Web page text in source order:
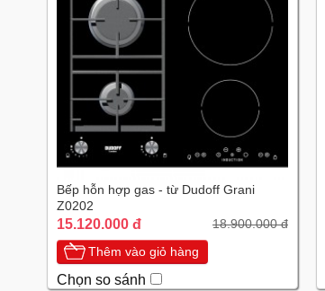
Bếp hỗn hợp gas - từ Dudoff Grani
Z0202
15.120.000 đ 18.900.000 đ
Thêm vào giỏ hàng
Chọn so sánh